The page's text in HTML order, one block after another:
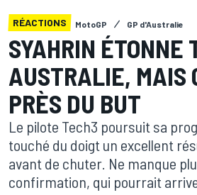
RÉACTIONS MotoGP GP d'Australie
SYAHRIN ÉTONNE
AUSTRALIE, MAIS
PRÈS DU BUT
Le pilote Tech3 poursuit sa
touché du doigt un excellent
avant de chuter. Ne manque
confirmation, qui pourrait